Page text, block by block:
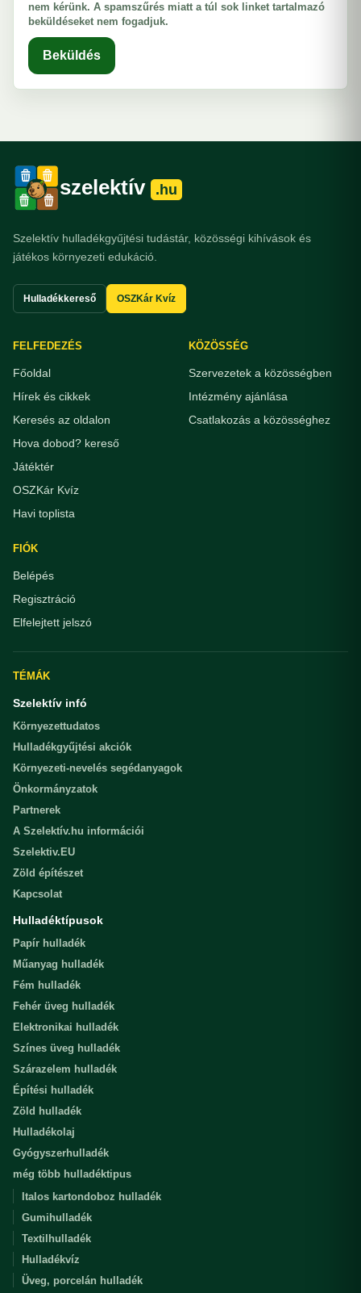
nem kérünk. A spamszűrés miatt a túl sok linket tartalmazó
beküldéseket nem fogadjuk.
Beküldés
szelektív .hu
Szelektív hulladékgyűjtési tudástár, közösségi kihívások és
játékos környezeti edukáció.
Hulladékkereső OSZKár Kvíz
FELFEDEZÉS
Főoldal
Hírek és cikkek
Keresés az oldalon
Hova dobod? kereső
Játéktér
OSZKár Kvíz
Havi toplista
KÖZÖSSÉG
Szervezetek a közösségben
Intézmény ajánlása
Csatlakozás a közösséghez
FIÓK
Belépés
Regisztráció
Elfelejtett jelszó
TÉMÁK
Szelektív infó
Környezettudatos
Hulladékgyűjtési akciók
Környezeti-nevelés segédanyagok
Önkormányzatok
Partnerek
A Szelektív.hu információi
Szelektiv.EU
Zöld építészet
Kapcsolat
Hulladéktípusok
Papír hulladék
Műanyag hulladék
Fém hulladék
Fehér üveg hulladék
Elektronikai hulladék
Színes üveg hulladék
Szárazelem hulladék
Építési hulladék
Zöld hulladék
Hulladékolaj
Gyógyszerhulladék
még több hulladéktipus
Italos kartondoboz hulladék
Gumihulladék
Textilhulladék
Hulladékvíz
Üveg, porcelán hulladék